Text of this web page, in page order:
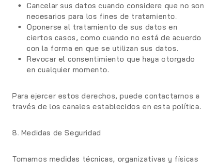
Cancelar sus datos cuando considere que no son
necesarios para los fines de tratamiento.
Oponerse al tratamiento de sus datos en
ciertos casos, como cuando no está de acuerdo
con la forma en que se utilizan sus datos.
Revocar el consentimiento que haya otorgado
en cualquier momento.
Para ejercer estos derechos, puede contactarnos a
través de los canales establecidos en esta política.
8. Medidas de Seguridad
Tomamos medidas técnicas, organizativas y físicas